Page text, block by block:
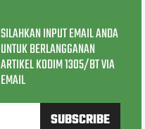
SILAHKAN INPUT EMAIL ANDA
UNTUK BERLANGGANAN
ARTIKEL KODIM 1305/BT VIA
EMAIL